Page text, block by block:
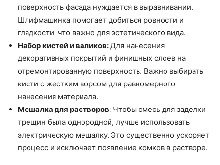
поверхность фасада нуждается в выравнивании.
Шлифмашинка помогает добиться ровности и
гладкости, что важно для эстетического вида.
Набор кистей и валиков: Для нанесения
декоративных покрытий и финишных слоев на
отремонтированную поверхность. Важно выбирать
кисти с жестким ворсом для равномерного
нанесения материала.
Мешалка для растворов: Чтобы смесь для заделки
трещин была однородной, лучше использовать
электрическую мешалку. Это существенно ускоряет
процесс и исключает появление комков в растворе.